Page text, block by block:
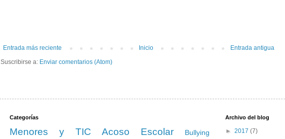
Entrada más reciente Entrada antigua
Inicio
Suscribirse a: Enviar comentarios (Atom)
Categorías
Menores y TIC Acoso Escolar
Bullying
Archivo del blog
► 2017 (7)